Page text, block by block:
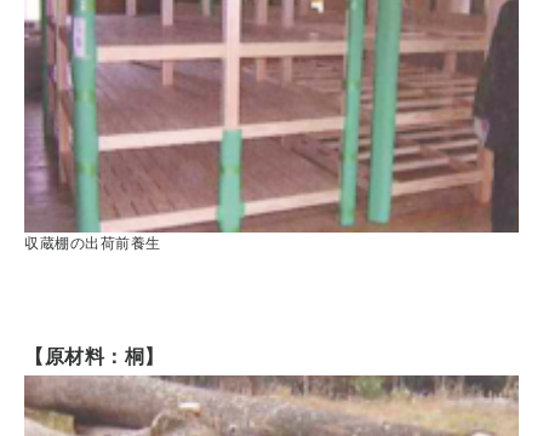
収蔵棚の出荷前養生
【原材料：桐】